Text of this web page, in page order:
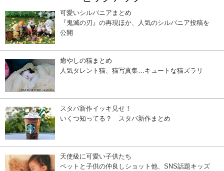
可愛いシルバニアまとめ
『鬼滅の刃』の再現ほか、人気のシルバニア投稿を
公開
癒やしの猫まとめ
人気タレント猫、猫写真集…キュートな猫ズラリ
スタバ新作イッキ見せ！
いくつ知ってる？ スタバ新作まとめ
天使級に可愛い子供たち
ペットと子供の仲良しショット他、SNS話題キッズ